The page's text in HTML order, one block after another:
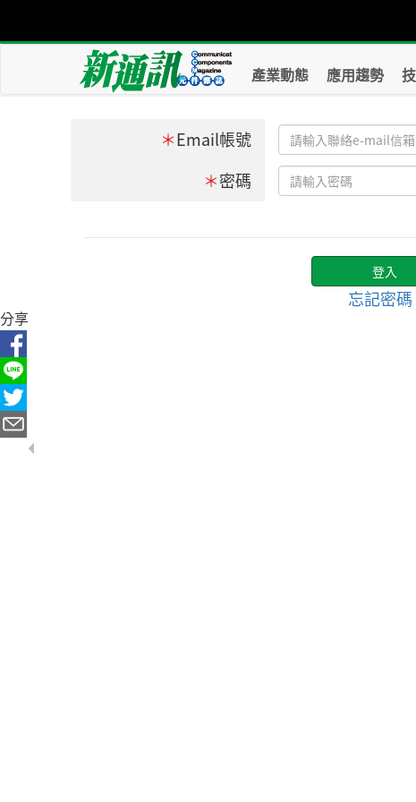
產業動態 應用趨勢
＊Email帳號
＊密碼
忘記密碼
分享